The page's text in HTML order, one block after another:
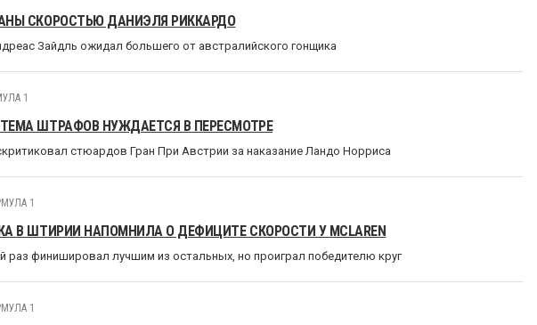
СКОРОСТЬЮ ДАНИЭЛЯ РИККАРДО
Зайдль ожидал большего от австралийского гонщика
1
ШТРАФОВ НУЖДАЕТСЯ В ПЕРЕСМОТРЕ
стюардов Гран При Австрии за наказание Ландо Норриса
1
В ШТИРИИ НАПОМНИЛА О ДЕФИЦИТЕ СКОРОСТИ У MCLAREN
раз финишировал лучшим из остальных, но проиграл победителю круг
1